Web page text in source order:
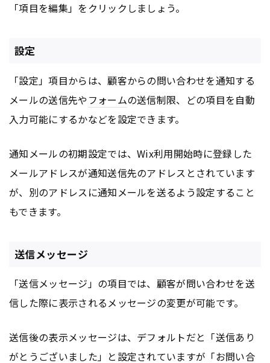
「項目を編集」をクリックしましょう。
設定
「設定」項目からは、顧客からの問い合わせを通知する
メールの送信先やフォームの送信制限、どの項目を自動
入力可能にするかなどを設定できます。
通知メールの初期設定では、Wix利用開始時に登録した
メールアドレスが通知送信先のアドレスとされています
が、別のアドレスに通知メールを送るよう設定すること
もできます。
送信メッセージ
「送信メッセージ」の項目では、顧客が問い合わせを送
信した際に表示されるメッセージの変更が可能です。
送信後の表示メッセージは、デフォルトだと「送信あり
がとうございました」と設定されていますが「お問い合